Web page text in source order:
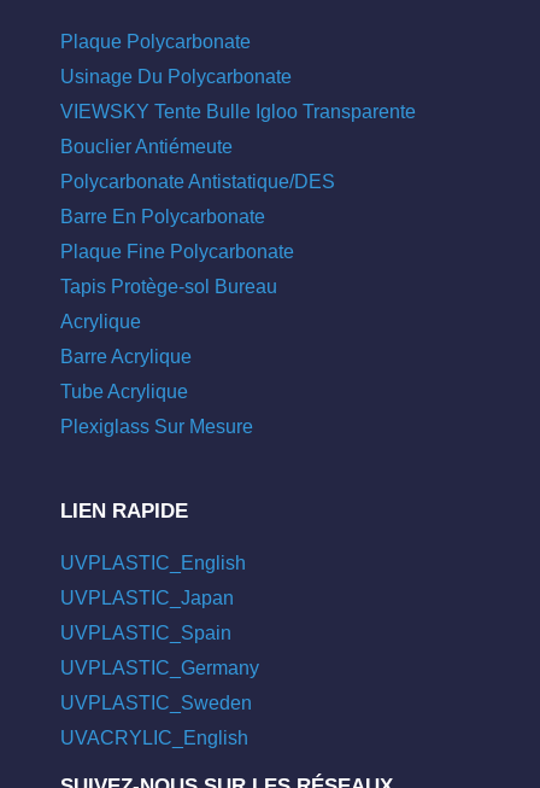
Plaque Polycarbonate
Usinage Du Polycarbonate
VIEWSKY Tente Bulle Igloo Transparente
Bouclier Antiémeute
Polycarbonate Antistatique/DES
Barre En Polycarbonate
Plaque Fine Polycarbonate
Tapis Protège-sol Bureau
Acrylique
Barre Acrylique
Tube Acrylique
Plexiglass Sur Mesure
LIEN RAPIDE
UVPLASTIC_English
UVPLASTIC_Japan
UVPLASTIC_Spain
UVPLASTIC_Germany
UVPLASTIC_Sweden
UVACRYLIC_English